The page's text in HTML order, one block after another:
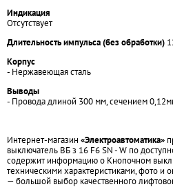
Индикация
Отсутствует
Длительность импульса (без обработки)
Корпус
- Нержавеющая сталь
Выводы
- Провода длиной 300 мм, сечением
Интернет-магазин «Электроавтоматика»
выключатель ВБ з 16 F6 SN - W по
содержит информацию о Кнопочном
техническими характеристиками, фото и
— большой выбор качественного